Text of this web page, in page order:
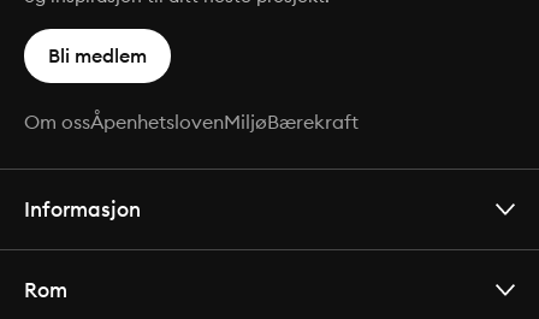
Bli medlem
Om ossÅpenhetslovenMiljøBærekraft
Informasjon
Rom